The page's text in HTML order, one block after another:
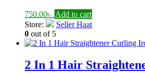
750.00৳ Add to cart
Store:
Seller Haat
0 out of 5
2 In 1 Hair